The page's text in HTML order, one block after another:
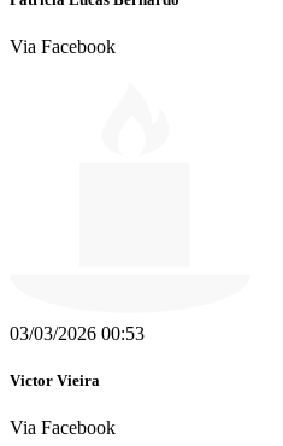
Via Facebook
03/03/2026 00:53
Victor Vieira
Via Facebook